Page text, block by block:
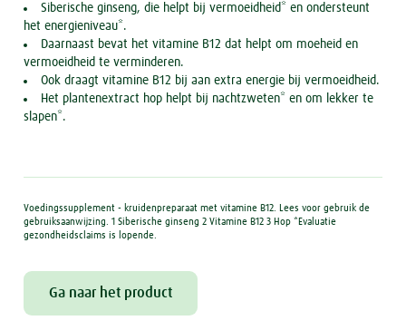
Siberische ginseng, die helpt bij vermoeidheid* en ondersteunt
het energieniveau*.
Daarnaast bevat het vitamine B12 dat helpt om moeheid en
vermoeidheid te verminderen.
Ook draagt vitamine B12 bij aan extra energie bij vermoeidheid.
Het plantenextract hop helpt bij nachtzweten* en om lekker te
slapen*.
Voedingssupplement - kruidenpreparaat met vitamine B12. Lees voor gebruik de
gebruiksaanwijzing. 1 Siberische ginseng 2 Vitamine B12 3 Hop *Evaluatie
gezondheidsclaims is lopende.
Ga naar het product